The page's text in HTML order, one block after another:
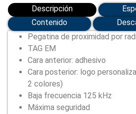
EPOXY-
CUSTOM-
100)
cantidad
Descripción
Contenido
Pegatina de proximidad por
TAG EM
Cara anterior: adhesivo
Cara posterior: logo
2 colores)
Baja frecuencia 125 kHz
Máxima seguridad